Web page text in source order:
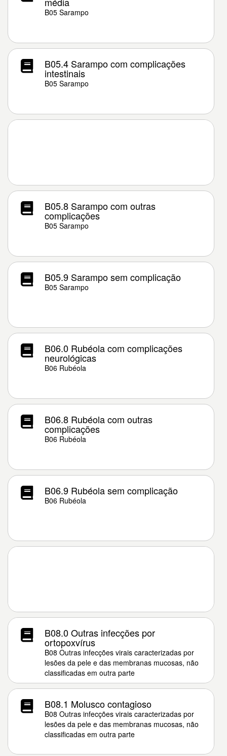
B05 Sarampo
B05.4 Sarampo com complicações
intestinais
B05 Sarampo
B05.8 Sarampo com outras
complicações
B05 Sarampo
B05.9 Sarampo sem complicação
B05 Sarampo
B06.0 Rubéola com complicações
neurológicas
B06 Rubéola
B06.8 Rubéola com outras
complicações
B06 Rubéola
B06.9 Rubéola sem complicação
B06 Rubéola
B08.0 Outras infecções por
ortopoxvírus
B08 Outras infecções virais caracterizadas por
lesões da pele e das membranas mucosas, não
classificadas em outra parte
B08.1 Molusco contagioso
B08 Outras infecções virais caracterizadas por
lesões da pele e das membranas mucosas, não
classificadas em outra parte